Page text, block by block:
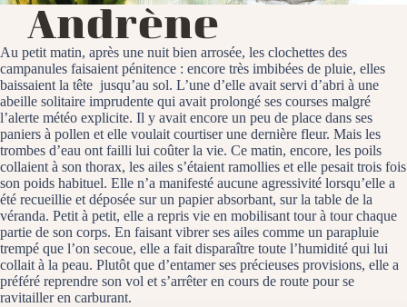
Andrène
Au petit matin, après une nuit bien arrosée, les clochettes des
campanules faisaient pénitence : encore très imbibées de pluie, elles
baissaient la tête jusqu’au sol. L’une d’elle avait servi d’abri à une
abeille solitaire imprudente qui avait prolongé ses courses malgré
l’alerte météo explicite. Il y avait encore un peu de place dans ses
paniers à pollen et elle voulait courtiser une dernière fleur. Mais les
trombes d’eau ont failli lui coûter la vie. Ce matin, encore, les poils
collaient à son thorax, les ailes s’étaient ramollies et elle pesait trois fois
son poids habituel. Elle n’a manifesté aucune agressivité lorsqu’elle a
été recueillie et déposée sur un papier absorbant, sur la table de la
véranda. Petit à petit, elle a repris vie en mobilisant tour à tour chaque
partie de son corps. En faisant vibrer ses ailes comme un parapluie
trempé que l’on secoue, elle a fait disparaître toute l’humidité qui lui
collait à la peau. Plutôt que d’entamer ses précieuses provisions, elle a
préféré reprendre son vol et s’arrêter en cours de route pour se
ravitailler en carburant.